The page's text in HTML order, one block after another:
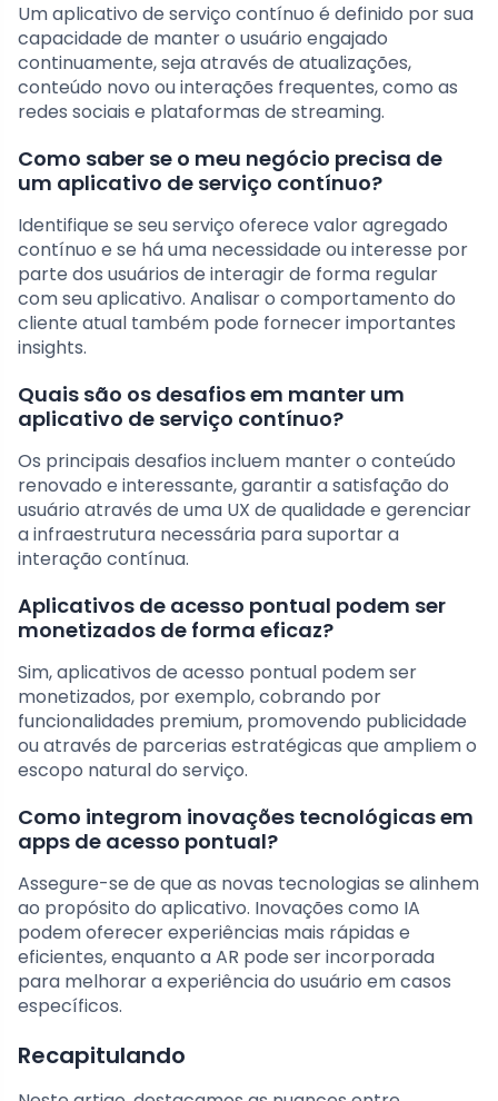
Um aplicativo de serviço contínuo é definido por sua
capacidade de manter o usuário engajado
continuamente, seja através de atualizações,
conteúdo novo ou interações frequentes, como as
redes sociais e plataformas de streaming.
Como saber se o meu negócio precisa de
um aplicativo de serviço contínuo?
Identifique se seu serviço oferece valor agregado
contínuo e se há uma necessidade ou interesse por
parte dos usuários de interagir de forma regular
com seu aplicativo. Analisar o comportamento do
cliente atual também pode fornecer importantes
insights.
Quais são os desafios em manter um
aplicativo de serviço contínuo?
Os principais desafios incluem manter o conteúdo
renovado e interessante, garantir a satisfação do
usuário através de uma UX de qualidade e gerenciar
a infraestrutura necessária para suportar a
interação contínua.
Aplicativos de acesso pontual podem ser
monetizados de forma eficaz?
Sim, aplicativos de acesso pontual podem ser
monetizados, por exemplo, cobrando por
funcionalidades premium, promovendo publicidade
ou através de parcerias estratégicas que ampliem o
escopo natural do serviço.
Como integrom inovações tecnológicas em
apps de acesso pontual?
Assegure-se de que as novas tecnologias se alinhem
ao propósito do aplicativo. Inovações como IA
podem oferecer experiências mais rápidas e
eficientes, enquanto a AR pode ser incorporada
para melhorar a experiência do usuário em casos
específicos.
Recapitulando